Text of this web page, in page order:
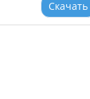
Скачать